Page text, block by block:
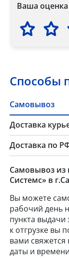
Ваша оценка
Способы
Самовывоз
Доставка
Доставка по
Самовывоз из
Системс» в
Вы можете
рабочий день
пункта выдачи
к отгрузке вы
вами
даты и